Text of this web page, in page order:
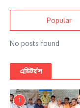
Popular
No posts found
এডিটর'স
1